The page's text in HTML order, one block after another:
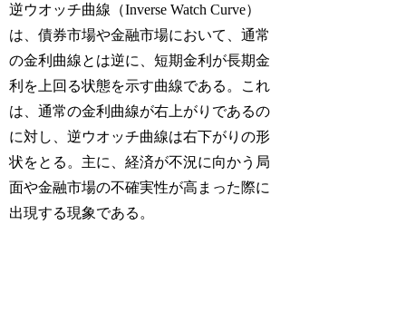
逆ウオッチ曲線（Inverse Watch Curve）
は、債券市場や金融市場において、通常
の金利曲線とは逆に、短期金利が長期金
利を上回る状態を示す曲線である。これ
は、通常の金利曲線が右上がりであるの
に対し、逆ウオッチ曲線は右下がりの形
状をとる。主に、経済が不況に向かう局
面や金融市場の不確実性が高まった際に
出現する現象である。